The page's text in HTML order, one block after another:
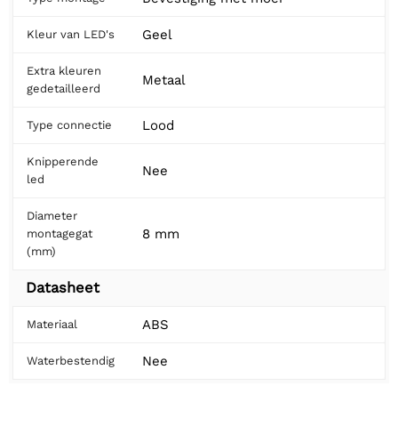
Kleur van LED's Geel
Extra kleuren
gedetailleerd
Metaal
Type connectie Lood
Knipperende
led
Nee
Diameter
montagegat
(mm)
8 mm
Datasheet
Materiaal ABS
Waterbestendig Nee